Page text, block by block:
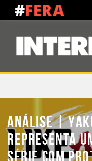
ANÁLISE |
REPRESENTA